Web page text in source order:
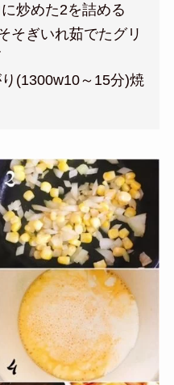
炒めた2を詰める
そぎいれ茹でたグリ
(1300w10～15分)焼